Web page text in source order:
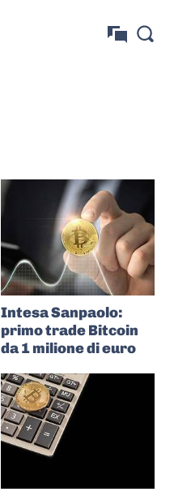
Intesa Sanpaolo:
primo trade Bitcoin
da 1 milione di euro